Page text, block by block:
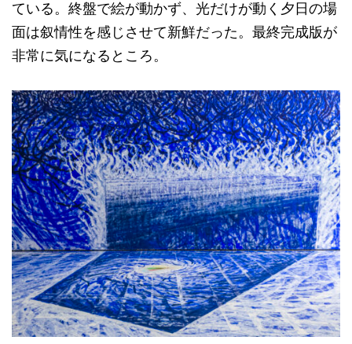
ている。終盤で絵が動かず、光だけが動く夕日の場
面は叙情性を感じさせて新鮮だった。最終完成版が
非常に気になるところ。